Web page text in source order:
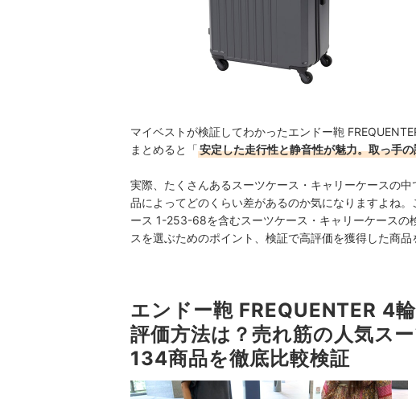
マイベストが検証してわかったエンドー鞄
まとめると「安定した走行性と静音性が魅力。取っ手
実際、たくさんあるスーツケース・キャリーケースの
品によってどのくらい差があるのか気になりますよね
ース 1-253-68を含むスーツケース・キャリーケースの
スを選ぶためのポイント、検証で高評価を獲得した商品
エンドー鞄 FREQUENTER 4
評価方法は？売れ筋の人気ス
134商品を徹底比較検証